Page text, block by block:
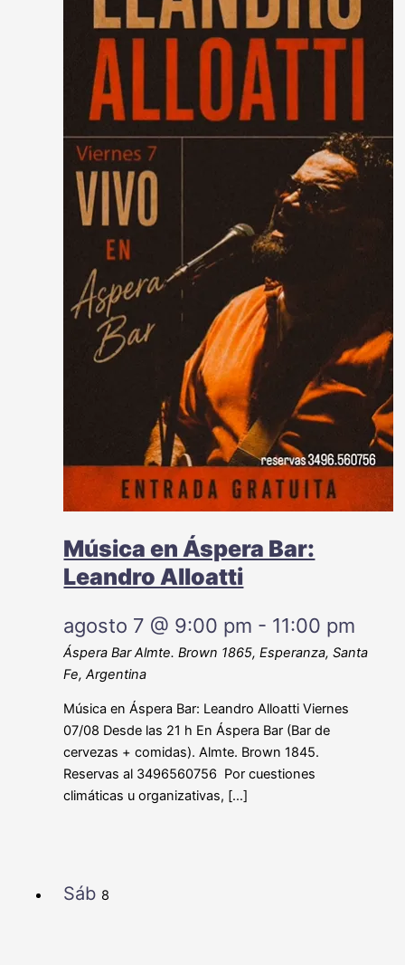
Música en Áspera Bar:
Leandro Alloatti
agosto 7 @ 9:00 pm - 11:00 pm
Áspera BarAlmte. Brown 1865, Esperanza, Santa
Fe, Argentina
Música en Áspera Bar: Leandro Alloatti Viernes
07/08 Desde las 21 h En Áspera Bar (Bar de
cervezas + comidas). Almte. Brown 1845.
Reservas al 3496560756 Por cuestiones
climáticas u organizativas, […]
Sáb 8